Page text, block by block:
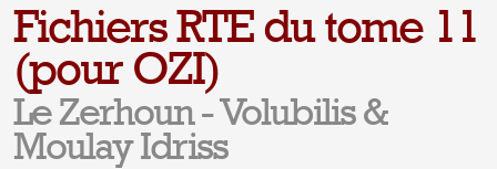
Fichiers RTE du tome 11
(pour OZI)
Le Zerhoun - Volubilis &
Moulay Idriss